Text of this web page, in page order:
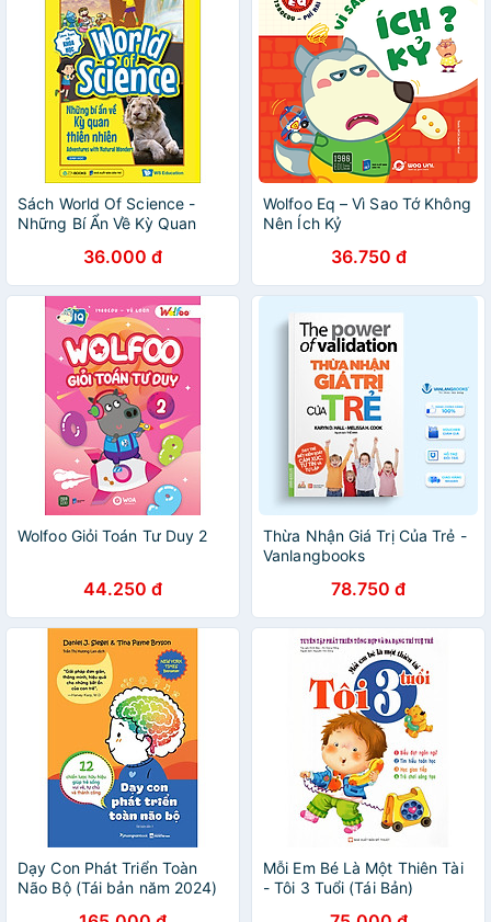
Sách World Of Science -
Những Bí Ẩn Về Kỳ Quan
36.000 đ
Wolfoo Eq – Vì Sao Tớ Không
Nên Ích Kỷ
36.750 đ
Wolfoo Giỏi Toán Tư Duy 2
44.250 đ
Thừa Nhận Giá Trị Của Trẻ -
Vanlangbooks
78.750 đ
Dạy Con Phát Triển Toàn
Não Bộ (Tái bản năm 2024)
Mỗi Em Bé Là Một Thiên Tài
- Tôi 3 Tuổi (Tái Bản)